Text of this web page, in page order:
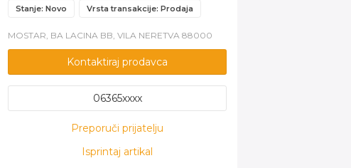
Stanje: Novo Vrsta transakcije: Prodaja
MOSTAR, BA LACINA BB, VILA NERETVA 88000
Kontaktiraj prodavca
06365xxxx
Preporuči prijatelju
Isprintaj artikal